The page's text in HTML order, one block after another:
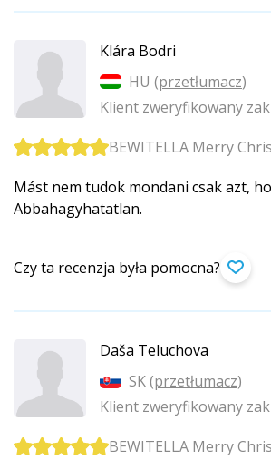
Klára Bodri
HU (przetłumacz)
Klient zweryfikowany
BEWITELLA Merry
Mást nem tudok mondani csak azt,
Abbahagyhatatlan.
Czy ta recenzja była pomocna?
Daša Teluchova
SK (przetłumacz)
Klient zweryfikowany
BEWITELLA Merry